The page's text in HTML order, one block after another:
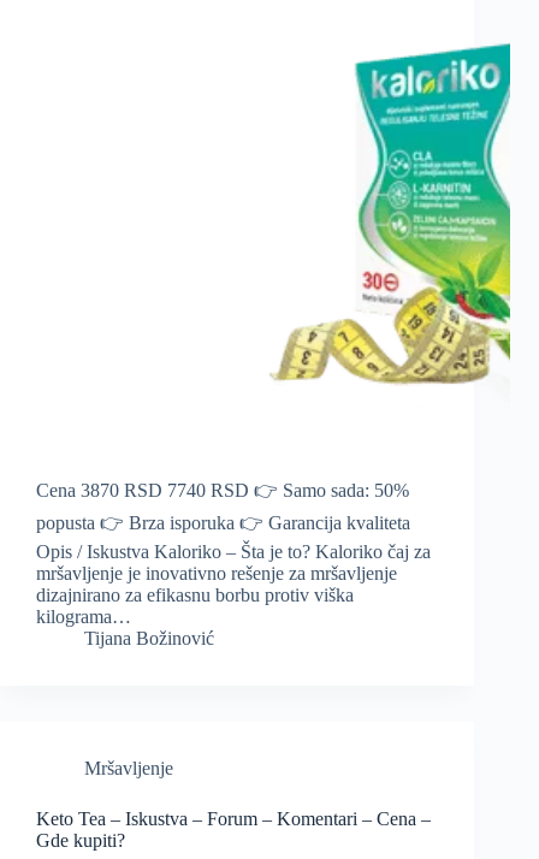
Cena 3870 RSD 7740 RSD 👉 Samo sada: 50%
popusta 👉 Brza isporuka 👉 Garancija kvaliteta
Opis / Iskustva Kaloriko – Šta je to? Kaloriko čaj za
mršavljenje je inovativno rešenje za mršavljenje
dizajnirano za efikasnu borbu protiv viška
kilograma…
Tijana Božinović
Mršavljenje
Keto Tea – Iskustva – Forum – Komentari – Cena –
Gde kupiti?